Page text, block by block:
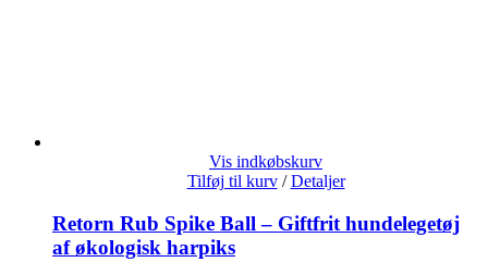
Vis indkøbskurv
Tilføj til kurv / Detaljer
Retorn Rub Spike Ball – Giftfrit hundelegetøj
af økologisk harpiks